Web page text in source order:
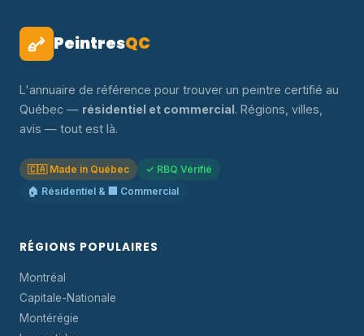
PeintresQC
L'annuaire de référence pour trouver un peintre certifié au
Québec — résidentiel et commercial. Régions, villes,
avis — tout est là.
🇨🇦 Made in Québec
✓ RBQ Vérifié
🏠 Résidentiel & 🏢 Commercial
RÉGIONS POPULAIRES
Montréal
Capitale-Nationale
Montérégie